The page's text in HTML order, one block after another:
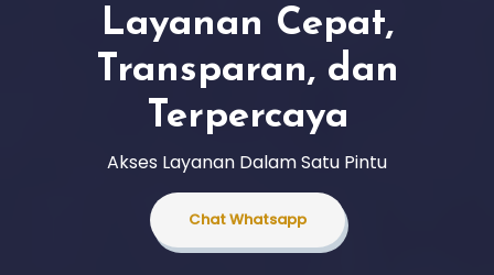
Layanan Cepat,
Transparan, dan
Terpercaya
Akses Layanan Dalam Satu Pintu
Chat Whatsapp